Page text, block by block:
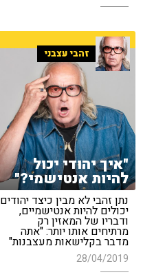
זהבי עצבני
"איך יהודי יכול
להיות אנטישמי?"
נתן זהבי לא מבין כיצד יהודים
יכולים להיות אנטישמיים,
ודבריו של המאזין רק
מרתיחים אותו יותר: "אתה
מדבר בקלישאות מעצבנות"
28/04/2019